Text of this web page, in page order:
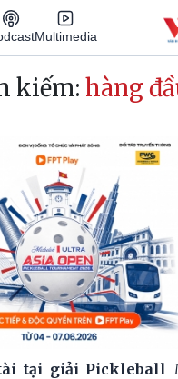
Multimedia
kiếm: hàng
tại giải Pickleball